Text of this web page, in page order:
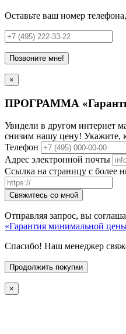
Оставьте ваш номер
Позвоните мне!
×
ПРОГРАММА
Увидели в другом интернет
снизим нашу цену! Укажите,
Телефон
Адрес электронной почты
Ссылка на страницу с более
Свяжитесь со мной
Отправляя запрос, вы
«Гарантия минимальной
Спасибо! Наш менеджер
Продолжить покупки
×